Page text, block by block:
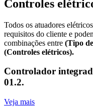
Controles
Todos os atuadores
requisitos do cliente e
combinações entre (Tipo
(Controles elétricos).
Controlador
01.2.
Veja mais